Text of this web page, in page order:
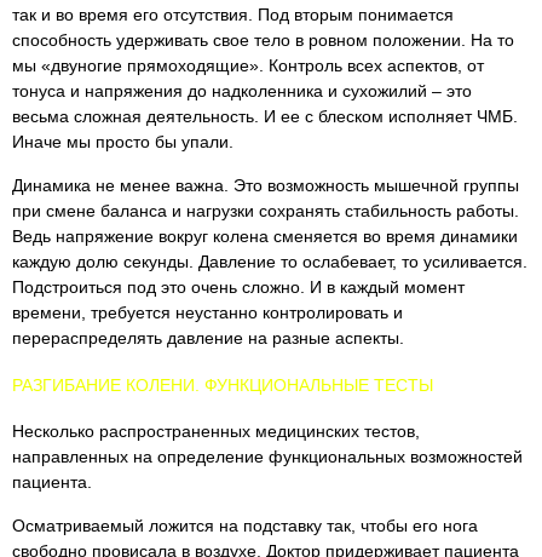
так и во время его отсутствия. Под вторым понимается
способность удерживать свое тело в ровном положении. На то
мы «двуногие прямоходящие». Контроль всех аспектов, от
тонуса и напряжения до надколенника и сухожилий – это
весьма сложная деятельность. И ее с блеском исполняет ЧМБ.
Иначе мы просто бы упали.
Динамика не менее важна. Это возможность мышечной группы
при смене баланса и нагрузки сохранять стабильность работы.
Ведь напряжение вокруг колена сменяется во время динамики
каждую долю секунды. Давление то ослабевает, то усиливается.
Подстроиться под это очень сложно. И в каждый момент
времени, требуется неустанно контролировать и
перераспределять давление на разные аспекты.
РАЗГИБАНИЕ КОЛЕНИ. ФУНКЦИОНАЛЬНЫЕ ТЕСТЫ
Несколько распространенных медицинских тестов,
направленных на определение функциональных возможностей
пациента.
Осматриваемый ложится на подставку так, чтобы его нога
свободно провисала в воздухе. Доктор придерживает пациента